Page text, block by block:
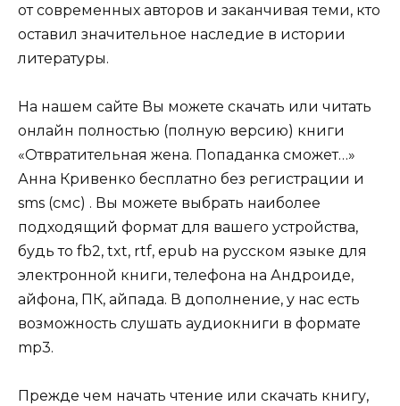
от современных авторов и заканчивая теми, кто
оставил значительное наследие в истории
литературы.
На нашем сайте Вы можете скачать или читать
онлайн полностью (полную версию) книги
«Отвратительная жена. Попаданка сможет…»
Анна Кривенко бесплатно без регистрации и
sms (смс) . Вы можете выбрать наиболее
подходящий формат для вашего устройства,
будь то fb2, txt, rtf, epub на русском языке для
электронной книги, телефона на Андроиде,
айфона, ПК, айпада. В дополнение, у нас есть
возможность слушать аудиокниги в формате
mp3.
Прежде чем начать чтение или скачать книгу,